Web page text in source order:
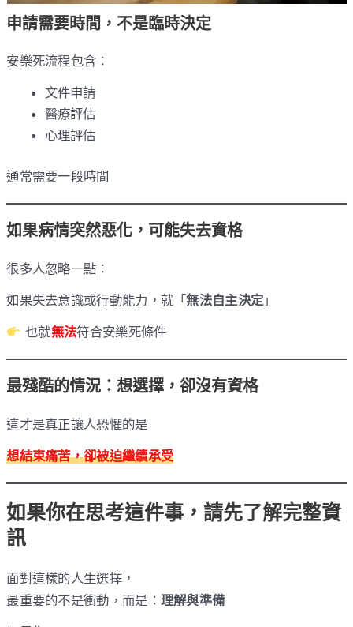
申請需要時間，不是臨時決定
安樂死流程包含：
文件申請
醫療評估
心理評估
通常需要一段時間
如果病情突然惡化，可能失去資格
很多人忽略一點：
如果失去意識或行動能力，就「無法自主決定」
也就無法符合安樂死條件
最殘酷的情況：想選擇，卻沒有資格
這才是真正讓人恐懼的是
想結束痛苦，卻被迫繼續承受
如果你在思考這件事，請先了解完整資
訊
面對這樣的人生選擇，
最重要的不是衝動，而是： 理解與準備